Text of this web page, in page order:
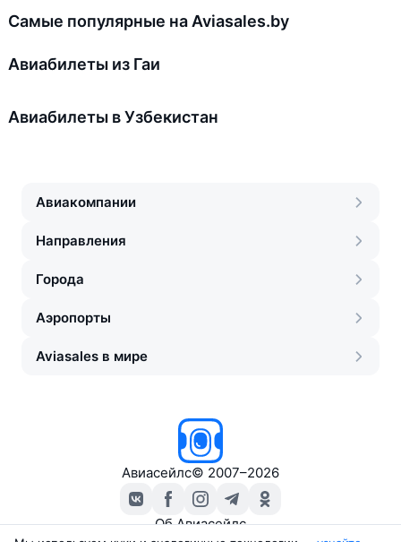
Самые популярные на Aviasales.by
Авиабилеты из Гаи
Авиабилеты в Узбекистан
Авиакомпании
Направления
Города
Аэропорты
Aviasales в мире
Авиасейлс© 2007–2026
Об Авиасейлс